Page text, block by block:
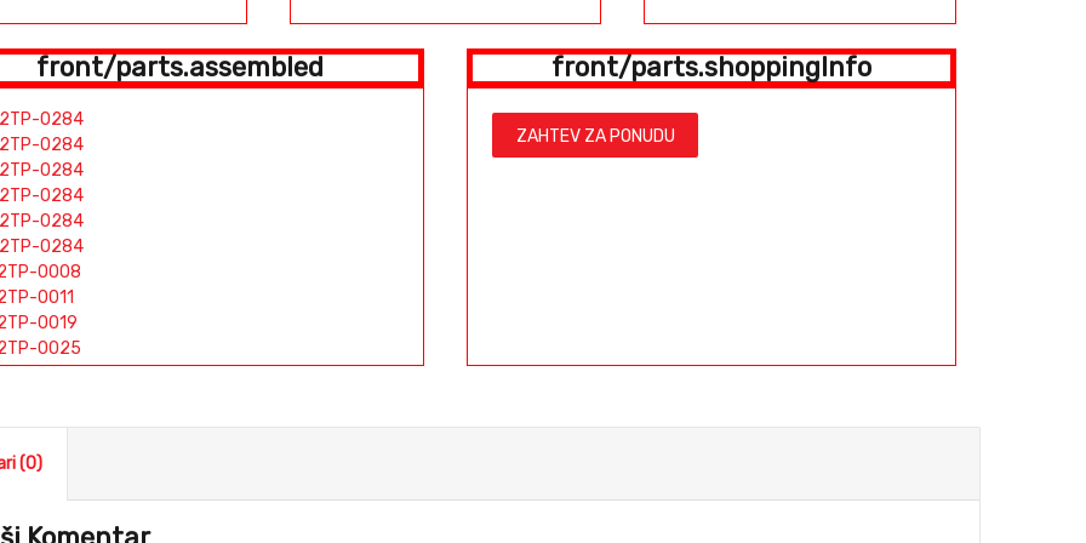
front/parts.assembled
0284
0284
0284
0284
0284
0284
0008
0011
0019
0025
0031
0032
0036
0038
0039
front/parts.shoppingInfo
ZAHTEV ZA PONUDU
(0)